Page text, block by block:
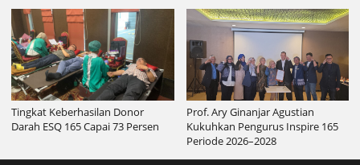
Tingkat Keberhasilan Donor
Darah ESQ 165 Capai 73 Persen
Prof. Ary Ginanjar Agustian
Kukuhkan Pengurus Inspire 165
Periode 2026–2028